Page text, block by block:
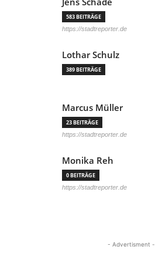
583 BEITRÄGE
https://stadtreporter.de
Lothar Schulz
389 BEITRÄGE
Marcus Müller
23 BEITRÄGE
https://stadtreporter.de
Monika Reh
0 BEITRÄGE
https://stadtreporter.de
- Advertisment -